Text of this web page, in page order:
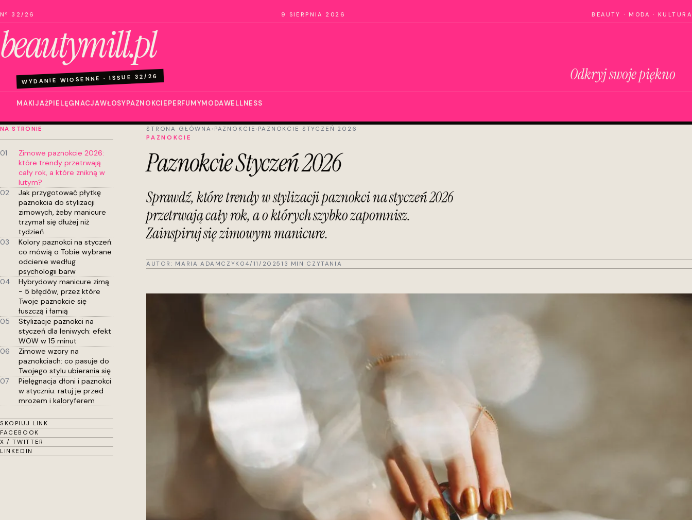
Nº 32/26 9 SIERPNIA 2026 BEAUTY · MODA · KULTURA
beautymill.pl
WYDANIE WIOSENNE · ISSUE 32/26 Odkryj swoje piękno
MAKIJAŻPIELĘGNACJAWŁOSYPAZNOKCIEPERFUMYMODAWELLNESS
NA STRONIE
01
Zimowe paznokcie 2026:
które trendy przetrwają
cały rok, a które znikną w
lutym?
02
Jak przygotować płytkę
paznokcia do stylizacji
zimowych, żeby manicure
trzymał się dłużej niż
tydzień
03
Kolory paznokci na styczeń:
co mówią o Tobie wybrane
odcienie według
psychologii barw
04
Hybrydowy manicure zimą
- 5 błędów, przez które
Twoje paznokcie się
łuszczą i łamią
05
Stylizacje paznokci na
styczeń dla leniwych: efekt
WOW w 15 minut
06
Zimowe wzory na
paznokciach: co pasuje do
Twojego stylu ubierania się
07
Pielęgnacja dłoni i paznokci
w styczniu: ratuj je przed
mrozem i kaloryferem
SKOPIUJ LINK
FACEBOOK
X / TWITTER
LINKEDIN
STRONA GŁÓWNA › PAZNOKCIE › PAZNOKCIE STYCZEŃ 2026
PAZNOKCIE
Paznokcie Styczeń 2026
Sprawdź, które trendy w stylizacji paznokci na styczeń 2026
przetrwają cały rok, a o których szybko zapomnisz.
Zainspiruj się zimowym manicure.
AUTOR: MARIA ADAMCZYK 04/11/2025 13 MIN CZYTANIA